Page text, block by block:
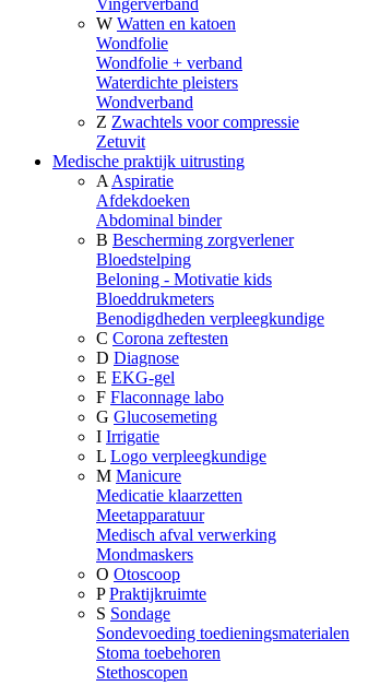
Vingerverband
W Watten en katoen
Wondfolie
Wondfolie + verband
Waterdichte pleisters
Wondverband
Z Zwachtels voor compressie
Zetuvit
Medische praktijk uitrusting
A Aspiratie
Afdekdoeken
Abdominal binder
B Bescherming zorgverlener
Bloedstelping
Beloning - Motivatie kids
Bloeddrukmeters
Benodigdheden verpleegkundige
C Corona zeftesten
D Diagnose
E EKG-gel
F Flaconnage labo
G Glucosemeting
I Irrigatie
L Logo verpleegkundige
M Manicure
Medicatie klaarzetten
Meetapparatuur
Medisch afval verwerking
Mondmaskers
O Otoscoop
P Praktijkruimte
S Sondage
Sondevoeding toedieningsmaterialen
Stoma toebehoren
Stethoscopen